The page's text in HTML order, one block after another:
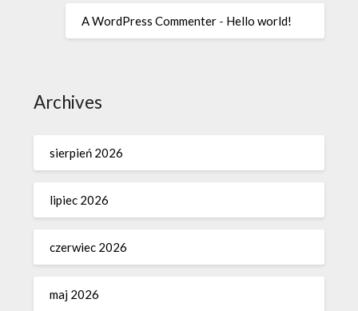
A WordPress Commenter - Hello world!
Archives
sierpień 2026
lipiec 2026
czerwiec 2026
maj 2026